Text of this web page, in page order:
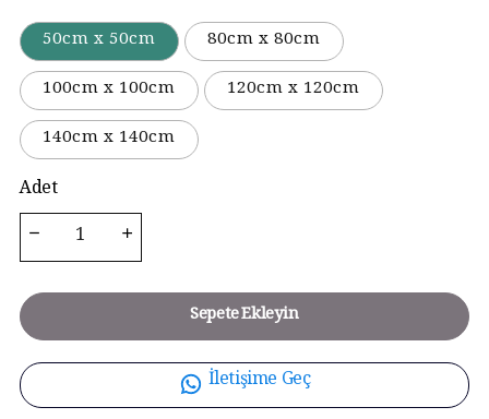
50cm x 50cm
80cm x 80cm
100cm x 100cm
120cm x 120cm
140cm x 140cm
Adet
Sepete Ekleyin
İletişime Geç